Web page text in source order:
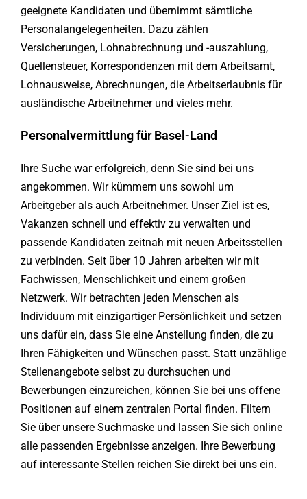
geeignete Kandidaten und übernimmt sämtliche
Personalangelegenheiten. Dazu zählen
Versicherungen, Lohnabrechnung und -auszahlung,
Quellensteuer, Korrespondenzen mit dem Arbeitsamt,
Lohnausweise, Abrechnungen, die Arbeitserlaubnis für
ausländische Arbeitnehmer und vieles mehr.
Personalvermittlung für Basel-Land
Ihre Suche war erfolgreich, denn Sie sind bei uns
angekommen. Wir kümmern uns sowohl um
Arbeitgeber als auch Arbeitnehmer. Unser Ziel ist es,
Vakanzen schnell und effektiv zu verwalten und
passende Kandidaten zeitnah mit neuen Arbeitsstellen
zu verbinden. Seit über 10 Jahren arbeiten wir mit
Fachwissen, Menschlichkeit und einem großen
Netzwerk. Wir betrachten jeden Menschen als
Individuum mit einzigartiger Persönlichkeit und setzen
uns dafür ein, dass Sie eine Anstellung finden, die zu
Ihren Fähigkeiten und Wünschen passt. Statt unzählige
Stellenangebote selbst zu durchsuchen und
Bewerbungen einzureichen, können Sie bei uns offene
Positionen auf einem zentralen Portal finden. Filtern
Sie über unsere Suchmaske und lassen Sie sich online
alle passenden Ergebnisse anzeigen. Ihre Bewerbung
auf interessante Stellen reichen Sie direkt bei uns ein.